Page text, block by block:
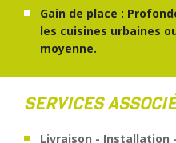
Gain de place :
les cuisines urbaines
moyenne.
SERVICES
Livraison - Installation